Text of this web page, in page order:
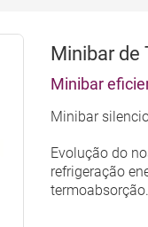
Minibar de
Minibar
Minibar
Evolução do
refrigeração
termoabsorção.